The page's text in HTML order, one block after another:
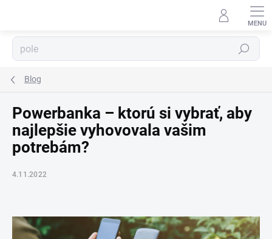
Hľadať
Blog
Powerbanka – ktorú si vybrať, aby
najlepšie vyhovovala vašim
potrebám?
4.11.2022
AI asistent · online